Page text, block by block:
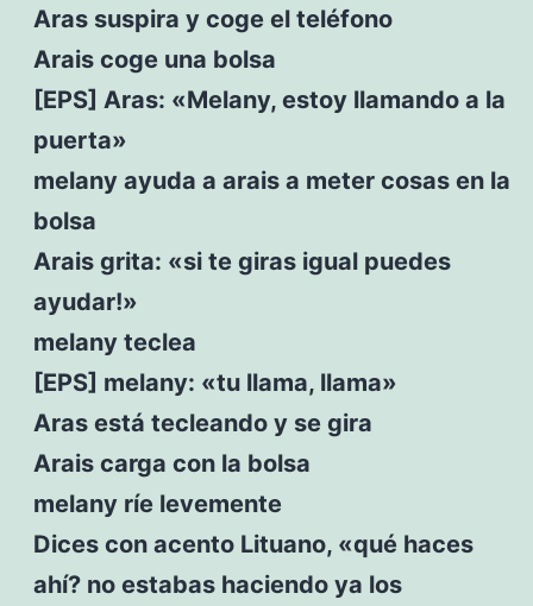
Aras suspira y coge el teléfono
Arais coge una bolsa
[EPS] Aras: «Melany, estoy llamando a la
puerta»
melany ayuda a arais a meter cosas en la
bolsa
Arais grita: «si te giras igual puedes
ayudar!»
melany teclea
[EPS] melany: «tu llama, llama»
Aras está tecleando y se gira
Arais carga con la bolsa
melany ríe levemente
Dices con acento Lituano, «qué haces
ahí? no estabas haciendo ya los